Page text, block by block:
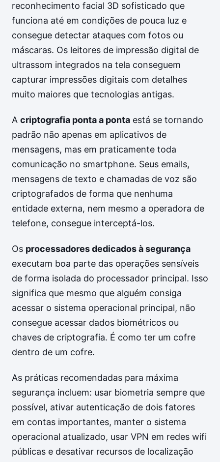
reconhecimento facial 3D sofisticado que
funciona até em condições de pouca luz e
consegue detectar ataques com fotos ou
máscaras. Os leitores de impressão digital de
ultrassom integrados na tela conseguem
capturar impressões digitais com detalhes
muito maiores que tecnologias antigas.
A criptografia ponta a ponta está se tornando
padrão não apenas em aplicativos de
mensagens, mas em praticamente toda
comunicação no smartphone. Seus emails,
mensagens de texto e chamadas de voz são
criptografados de forma que nenhuma
entidade externa, nem mesmo a operadora de
telefone, consegue interceptá-los.
Os processadores dedicados à segurança
executam boa parte das operações sensíveis
de forma isolada do processador principal. Isso
significa que mesmo que alguém consiga
acessar o sistema operacional principal, não
consegue acessar dados biométricos ou
chaves de criptografia. É como ter um cofre
dentro de um cofre.
As práticas recomendadas para máxima
segurança incluem: usar biometria sempre que
possível, ativar autenticação de dois fatores
em contas importantes, manter o sistema
operacional atualizado, usar VPN em redes wifi
públicas e desativar recursos de localização